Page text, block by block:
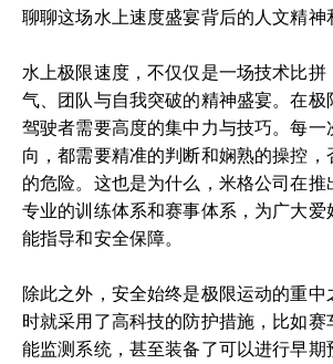
聊聊这场水上速度盛宴背后的人文精神
水上极限速度，不仅仅是一场技术比拼
气、团队与自我突破的精神盛宴。在极
驾驶者需要高度的集中力与技巧。每一
向，都需要精准的判断和娴熟的操控，
的危险。这也是为什么，米格公司在推
专业的训练体系和赛事体系，为广大爱
能指导和安全保障。
除此之外，安全始终是极限运动的重中
时就采用了高科技的防护措施，比如赛
能监测系统，甚至装备了可以进行早期